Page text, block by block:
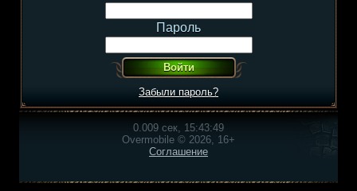
Пароль
Забыли пароль?
0.009 сек, 15:43:49
Overmobile © 2026, 16+
Соглашение